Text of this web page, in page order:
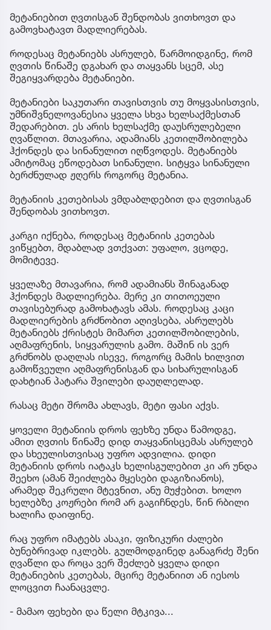
მეტანიებით ღვთისგან შენდობას ვითხოვთ და
გამოვხატავთ მადლიერებას.
როდესაც მეტანიებს ასრულებ, წარმოიდგინე, რომ
ღვთის წინაშე დგახარ და თაყვანს სცემ, ასე
შეგიყვარდება მეტანიები.
მეტანიები საკუთარი თავისთვის თუ მოყვასისთვის,
უმნიშვნელოვანესია ყველა სხვა ხელსაქმესთან
შედარებით. ეს არის ხელსაქმე დაუსრულებელი
ღვაწლით. მთავარია, ადამიანს კეთილშობილება
ჰქონდეს და სინანულით იღწვოდეს. მეტანიებს
ამიტომაც ეწოდებათ სინანული. სიტყვა სინანული
ბერძნულად ჟღერს როგორც მეტანია.
მეტანიის კეთებისას ვმდაბლდებით და ღვთისგან
შენდობას ვითხოვთ.
კარგი იქნება, როდესაც მეტანიის კეთებას
ვიწყებთ, მდაბლად ვთქვათ: უფალო, ვცოდე,
მომიტევე.
ყველაზე მთავარია, რომ ადამიანს შინაგანად
ჰქონდეს მადლიერება. მერე კი თითოეული
თავისებურად გამოხატავს ამას. როდესაც კაცი
მადლიერების გრძნობით აღივსება, ასრულებს
მეტანიებს ქრისტეს მიმართ კეთილშობილების,
აღმაფრენის, სიყვარულის გამო. მაშინ ის ვერ
გრძნობს დაღლას ისევე, როგორც მამის ხილვით
გამოწვეული აღმაფრენისგან და სიხარულისგან
დახტიან პატარა შვილები დაუღლელად.
რასაც მეტი შრომა ახლავს, მეტი ფასი აქვს.
ყოველი მეტანიის დროს ფეხზე უნდა წამოდგე,
ამით ღვთის წინაშე დიდ თაყვანისცემას ასრულებ
და სხეულისთვისაც უფრო ადვილია. დიდი
მეტანიის დროს იატაკს ხელისგულებით კი არ უნდა
შეეხო (ამან შეიძლება მყესები დაგიზიანოს),
არამედ შეკრული მტევნით, ანუ მუჭებით. ხოლო
ხელებზე კოჟრები რომ არ გაგიჩნდეს, წინ რბილი
ხალიჩა დაიფინე.
რაც უფრო იმატებს ასაკი, ფიზიკური ძალები
ბუნებრივად იკლებს. გულმოდგინედ განაგრძე შენი
ღვაწლი და როცა ვერ შეძლებ ყველა დიდი
მეტანიების კეთებას, მცირე მეტანიით ან იესოს
ლოცვით ჩაანაცვლე.
- მამაო ფეხები და წელი მტკივა...